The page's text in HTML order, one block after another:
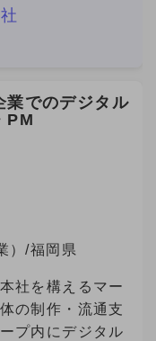
業でのデジタル
PM
）/福岡県
社を構えるマー
の制作・流通支
プ内にデジタル